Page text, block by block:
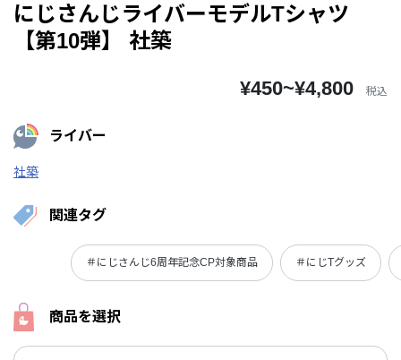
にじさんじライバーモデルTシャツ
【第10弾】 社築
¥450~¥4,800 税込
ライバー
社築
関連タグ
＃にじさんじ6周年記念CP対象商品 ＃にじTグッズ
商品を選択